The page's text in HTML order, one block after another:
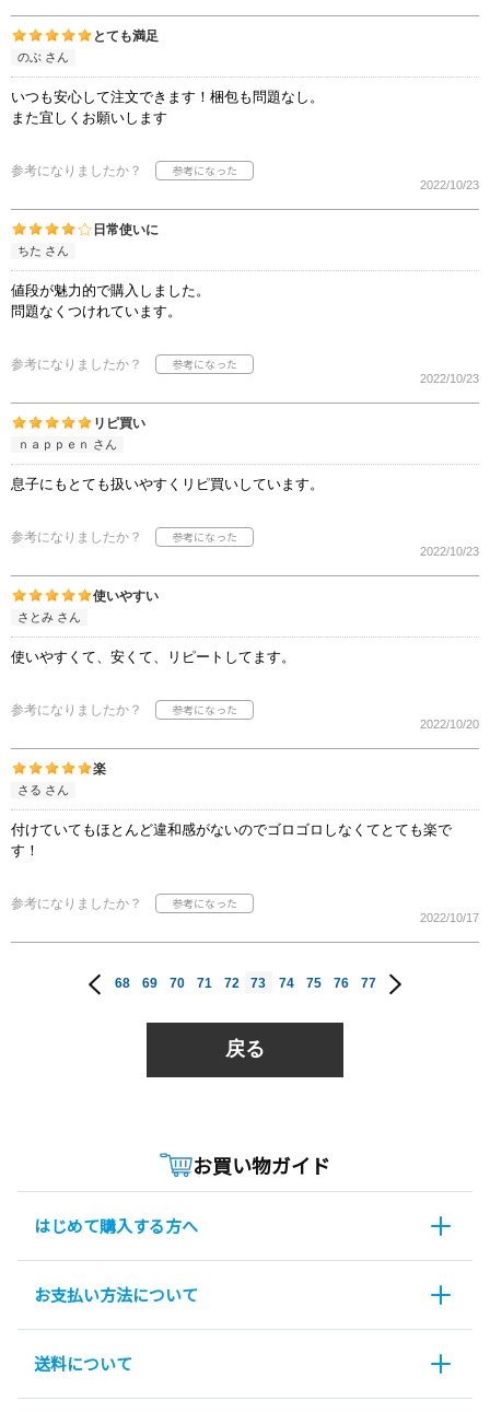
とても満足
のぶ さん
いつも安心して注文できます！梱包も問題なし。
また宜しくお願いします
参考になりましたか？
2022/10/23
日常使いに
ちた さん
値段が魅力的で購入しました。
問題なくつけれています。
参考になりましたか？
2022/10/23
リピ買い
ｎａｐｐｅｎ さん
息子にもとても扱いやすくリピ買いしています。
参考になりましたか？
2022/10/23
使いやすい
さとみ さん
使いやすくて、安くて、リピートしてます。
参考になりましたか？
2022/10/20
楽
さる さん
付けていてもほとんど違和感がないのでゴロゴロしなくてとても楽で
す！
参考になりましたか？
2022/10/17
68 69 70 71 72 73 74 75 76 77
戻る
お買い物ガイド
はじめて購入する方へ
お支払い方法について
送料について